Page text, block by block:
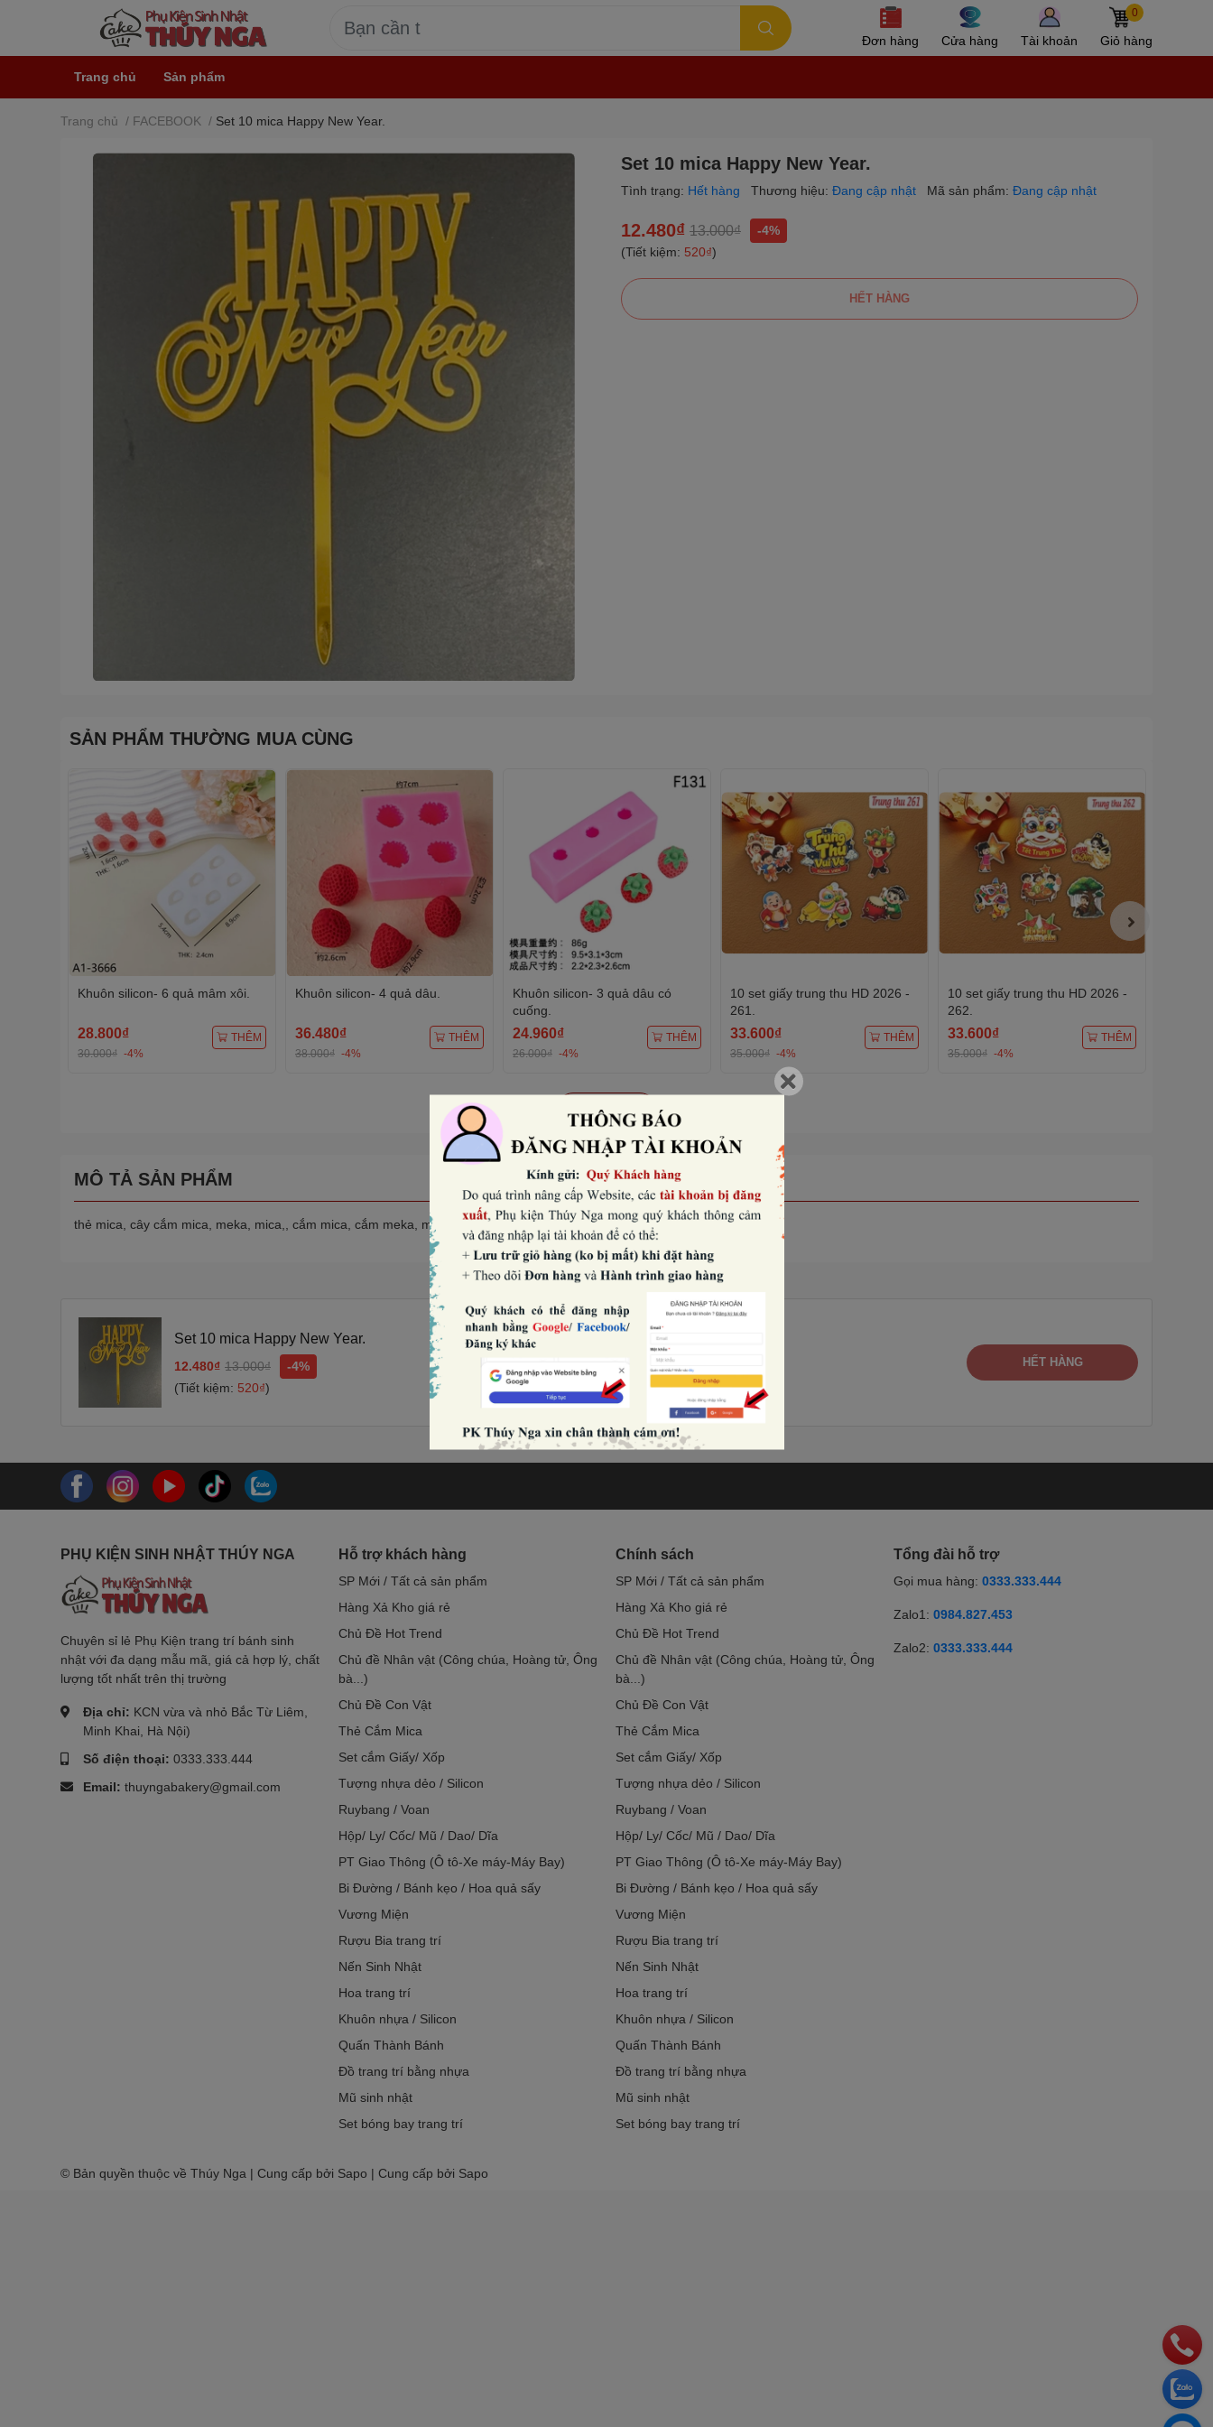
Đơn hàng Cửa hàng Tài khoản
0
Giỏ hàng
Trang chủ Sản phẩm
Trang chủ / FACEBOOK / Set 10 mica Happy New Year.
Set 10 mica Happy New Year.
Tình trạng: Hết hàng Thương hiệu: Đang cập nhật Mã sản phẩm: Đang cập nhật
12.480₫ 13.000₫
-4%
(Tiết kiệm: 520₫)
HẾT HÀNG
SẢN PHẨM THƯỜNG MUA CÙNG
Khuôn silicon- 6 quả mâm xôi.
28.800₫
30.000₫ -4%
THÊM
Khuôn silicon- 4 quả dâu.
36.480₫
38.000₫ -4%
THÊM
Khuôn silicon- 3 quả dâu có
cuống.
24.960₫
26.000₫ -4%
THÊM
10 set giấy trung thu HD 2026 -
261.
33.600₫
35.000₫ -4%
THÊM
10 set giấy trung thu HD 2026 -
262.
33.600₫
35.000₫ -4%
THÊM
Xem tất cả
MÔ TẢ SẢN PHẨM
thẻ mica, cây cắm mica, meka, mica,, cắm mica, cắm meka, mê ka
Set 10 mica Happy New Year.
12.480₫ 13.000₫
-4%
(Tiết kiệm: 520₫)
HẾT HÀNG
PHỤ KIỆN SINH NHẬT THÚY NGA
Chuyên sỉ lẻ Phụ Kiện trang trí bánh sinh
nhật với đa dạng mẫu mã, giá cả hợp lý, chất
lượng tốt nhất trên thị trường
Địa chỉ: KCN vừa và nhỏ Bắc Từ Liêm,
Minh Khai, Hà Nội)
Số điện thoại: 0333.333.444
Email: thuyngabakery@gmail.com
Hỗ trợ khách hàng
SP Mới / Tất cả sản phẩm
Hàng Xả Kho giá rẻ
Chủ Đề Hot Trend
Chủ đề Nhân vật (Công chúa, Hoàng tử, Ông
bà...)
Chủ Đề Con Vật
Thẻ Cắm Mica
Set cắm Giấy/ Xốp
Tượng nhựa dẻo / Silicon
Ruybang / Voan
Hộp/ Ly/ Cốc/ Mũ / Dao/ Dĩa
PT Giao Thông (Ô tô-Xe máy-Máy Bay)
Bi Đường / Bánh kẹo / Hoa quả sấy
Vương Miện
Rượu Bia trang trí
Nến Sinh Nhật
Hoa trang trí
Khuôn nhựa / Silicon
Quấn Thành Bánh
Đồ trang trí bằng nhựa
Mũ sinh nhật
Set bóng bay trang trí
Chính sách
SP Mới / Tất cả sản phẩm
Hàng Xả Kho giá rẻ
Chủ Đề Hot Trend
Chủ đề Nhân vật (Công chúa, Hoàng tử, Ông
bà...)
Chủ Đề Con Vật
Thẻ Cắm Mica
Set cắm Giấy/ Xốp
Tượng nhựa dẻo / Silicon
Ruybang / Voan
Hộp/ Ly/ Cốc/ Mũ / Dao/ Dĩa
PT Giao Thông (Ô tô-Xe máy-Máy Bay)
Bi Đường / Bánh kẹo / Hoa quả sấy
Vương Miện
Rượu Bia trang trí
Nến Sinh Nhật
Hoa trang trí
Khuôn nhựa / Silicon
Quấn Thành Bánh
Đồ trang trí bằng nhựa
Mũ sinh nhật
Set bóng bay trang trí
Tổng đài hỗ trợ
Gọi mua hàng: 0333.333.444
Zalo1: 0984.827.453
Zalo2: 0333.333.444
© Bản quyền thuộc về Thúy Nga | Cung cấp bởi Sapo | Cung cấp bởi Sapo